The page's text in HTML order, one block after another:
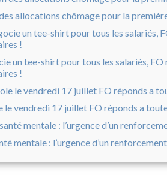
allocations chômage pour la
un tee-shirt pour tous les salariés, FO
!
le vendredi 17 juillet FO réponds a
mentale : l’urgence d’un